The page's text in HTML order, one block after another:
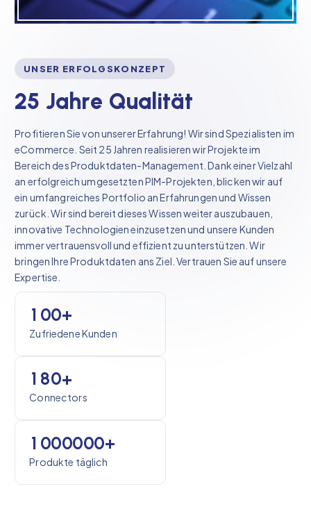
UNSER ERFOLGSKONZEPT
25 Jahre Qua ität
Profitieren Sie von unserer Erfahrung! Wir sind Spezialisten im
eCommerce. Seit 25 Jahren realisieren wir Projekte im
Bereich des Produktdaten-Management. Dank einer Vielzahl
an erfolgreich umgesetzten PIM-Projekten, blicken wir auf
ein umfangreiches Portfolio an Erfahrungen und Wissen
zurück. Wir sind bereit dieses Wissen weiter auszubauen,
innovative Technologien einzusetzen und unsere Kunden
immer vertrauensvoll und effizient zu unterstützen. Wir
bringen Ihre Produktdaten ans Ziel. Vertrauen Sie auf unsere
Expertise.
1 00+
Zufriedene Kunden
1 80+
Connectors
1 000000+
Produkte täglich